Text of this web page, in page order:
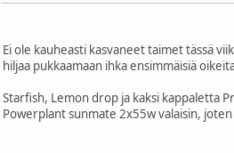
Ei ole kauheasti kasvaneet taimet tässä
hiljaa pukkaamaan ihka ensimmäisiä
Starfish, Lemon drop ja kaksi kappaletta
Powerplant sunmate 2x55w valaisin,